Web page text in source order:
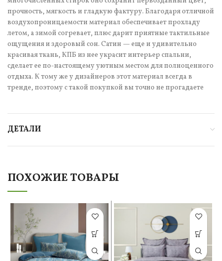
прочность, мягкость и гладкую фактуру. Благодаря отличной
воздухопроницаемости материал обеспечивает прохладу
летом, а зимой согревает, плюс дарит приятные тактильные
ощущения и здоровый сон. Сатин — еще и удивительно
красивая ткань, КПБ из нее украсит интерьер спальни,
сделает ее по-настоящему уютным местом для полноценного
отдыха. К тому же у дизайнеров этот материал всегда в
тренде, поэтому с такой покупкой вы точно не прогадаете
ДЕТАЛИ
ПОХОЖИЕ ТОВАРЫ